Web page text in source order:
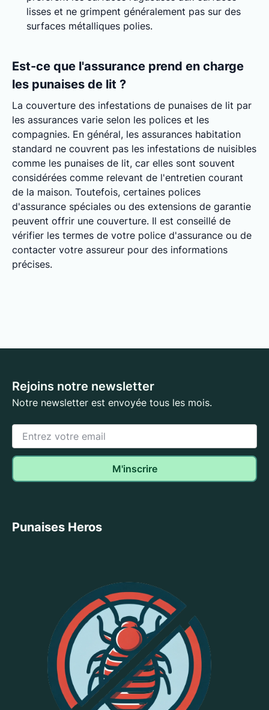
lisses et ne grimpent généralement pas sur des
surfaces métalliques polies.
Est-ce que l'assurance prend en charge
les punaises de lit ?
La couverture des infestations de punaises de lit par
les assurances varie selon les polices et les
compagnies. En général, les assurances habitation
standard ne couvrent pas les infestations de nuisibles
comme les punaises de lit, car elles sont souvent
considérées comme relevant de l'entretien courant
de la maison. Toutefois, certaines polices
d'assurance spéciales ou des extensions de garantie
peuvent offrir une couverture. Il est conseillé de
vérifier les termes de votre police d'assurance ou de
contacter votre assureur pour des informations
précises.
Rejoins notre newsletter
Notre newsletter est envoyée tous les mois.
Punaises Heros